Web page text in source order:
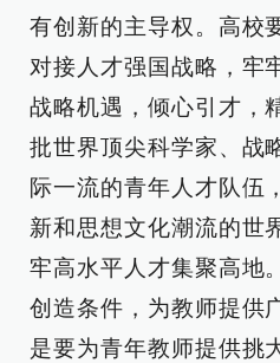
有创新的主导权。高校
对接人才强国战略，牢
战略机遇，倾心引才，
批世界顶尖科学家、战
际一流的青年人才队伍
新和思想文化潮流的世
牢高水平人才集聚高地
创造条件，为教师提供
是要为青年教师提供挑